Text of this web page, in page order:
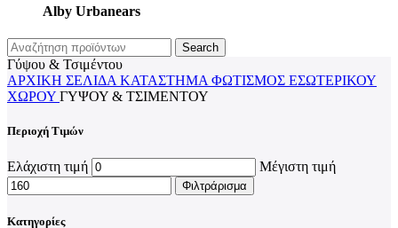
Alby Urbanears
Search
Γύψου & Τσιμέντου
ΑΡΧΙΚΉ ΣΕΛΊΔΑ ΚΑΤΆΣΤΗΜΑ ΦΩΤΙΣΜΌΣ ΕΣΩΤΕΡΙΚΟΎ
ΧΏΡΟΥ ΓΎΨΟΥ & ΤΣΙΜΈΝΤΟΥ
Περιοχή Τιμών
Ελάχιστη τιμή Μέγιστη τιμή
Φιλτράρισμα
Κατηγορίες